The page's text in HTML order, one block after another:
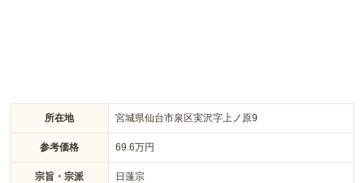
所在地 宮城県仙台市泉区実沢字上ノ原9
参考価格 69.6万円
宗旨・宗派 日蓮宗